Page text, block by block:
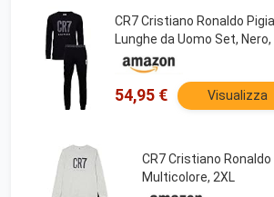
CR7 Cristiano Ronaldo
Lunghe da Uomo Set, Nero,
54,95 € Visualizza
CR7 Cristiano
Multicolore, 2XL